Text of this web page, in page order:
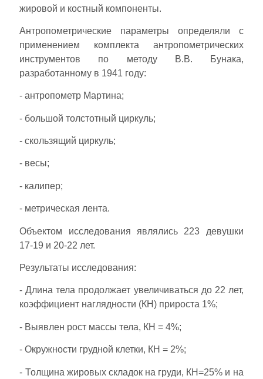
жировой и костный компоненты.
Антропометрические параметры определяли с
применением комплекта антропометрических
инструментов по методу В.В. Бунака,
разработанному в 1941 году:
- антропометр Мартина;
- большой толстотный циркуль;
- скользящий циркуль;
- весы;
- калипер;
- метрическая лента.
Объектом исследования являлись 223 девушки
17-19 и 20-22 лет.
Результаты исследования:
- Длина тела продолжает увеличиваться до 22 лет,
коэффициент наглядности (КН) прироста 1%;
- Выявлен рост массы тела, КН = 4%;
- Окружности грудной клетки, КН = 2%;
- Толщина жировых складок на груди, КН=25% и на